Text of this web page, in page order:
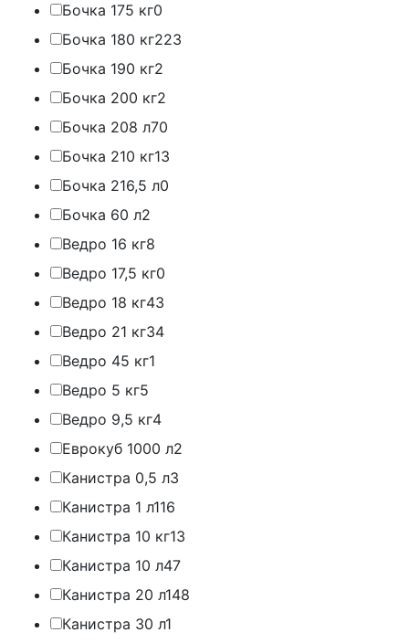
Бочка 175 кг0
Бочка 180 кг223
Бочка 190 кг2
Бочка 200 кг2
Бочка 208 л70
Бочка 210 кг13
Бочка 216,5 л0
Бочка 60 л2
Ведро 16 кг8
Ведро 17,5 кг0
Ведро 18 кг43
Ведро 21 кг34
Ведро 45 кг1
Ведро 5 кг5
Ведро 9,5 кг4
Еврокуб 1000 л2
Канистра 0,5 л3
Канистра 1 л116
Канистра 10 кг13
Канистра 10 л47
Канистра 20 л148
Канистра 30 л1